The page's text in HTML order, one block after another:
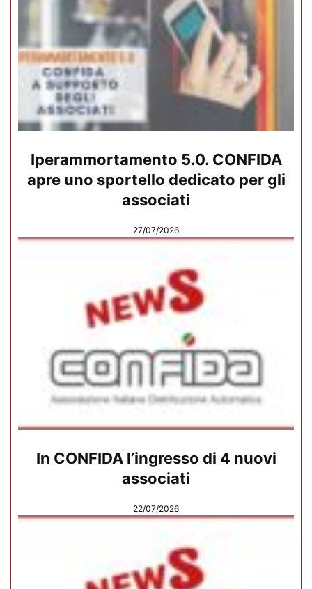
Iperammortamento 5.0. CONFIDA
apre uno sportello dedicato per gli
associati
27/07/2026
In CONFIDA l’ingresso di 4 nuovi
associati
22/07/2026